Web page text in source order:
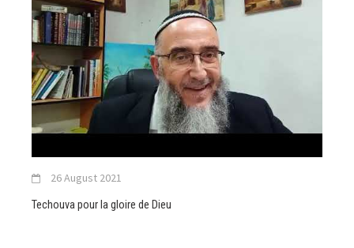
26 August 2021
Techouva pour la gloire de Dieu